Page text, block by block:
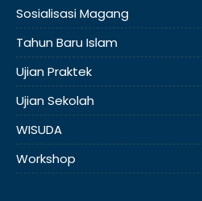
Sosialisasi Magang
Tahun Baru Islam
Ujian Praktek
Ujian Sekolah
WISUDA
Workshop